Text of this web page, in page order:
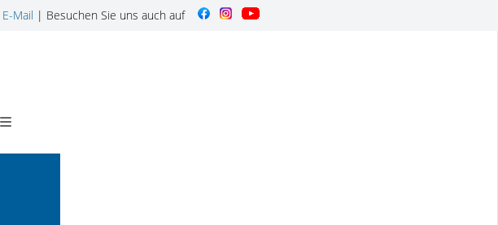
E-Mail | Besuchen Sie uns auch auf